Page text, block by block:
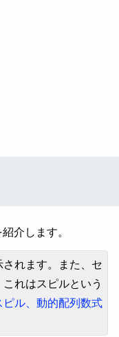
介します。
れます。また、セ
れはスピルという
ピル、動的配列数式